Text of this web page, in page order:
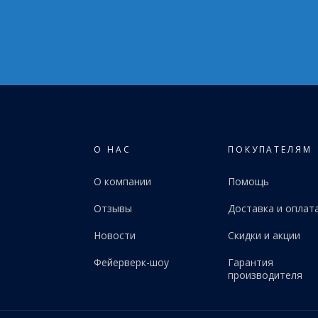
О НАС
О компании
Отзывы
Новости
Фейерверк-шоу
ПОКУПАТЕЛЯМ
Помощь
Доставка и
Скидки и акции
Гарантия
производителя